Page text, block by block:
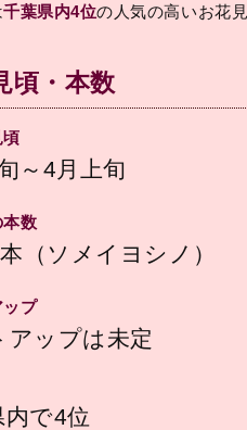
千葉県内4位の人気の高いお花
頃・本数
～4月上旬
本数
（ソメイヨシノ）
ップ
アップは未定
で4位